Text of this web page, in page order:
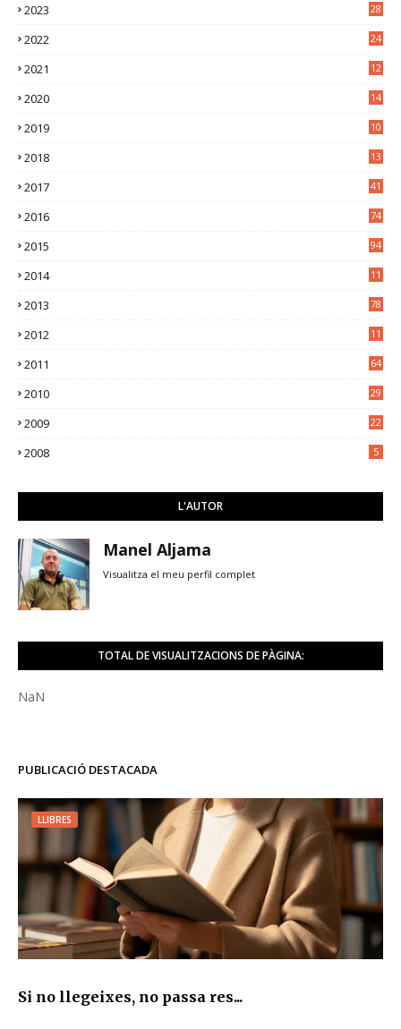
2023
28
2022
24
2021
12
2020
14
2019
10
2018
13
2017 41
2016 74
2015 94
2014
11
2013 78
2012
11
2011 64
2010 29
2009 22
2008 5
L'AUTOR
Manel Aljama
Visualitza el meu perfil complet
TOTAL DE VISUALITZACIONS DE PÀGINA:
NaN
PUBLICACIÓ DESTACADA
LLIBRES
Si no llegeixes, no passa res...